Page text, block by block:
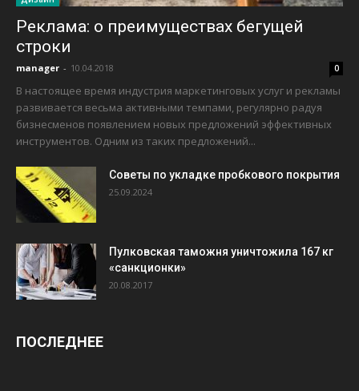
Реклама: о преимуществах бегущей
строки
manager - 10.04.2018 0
В настоящее время индустрия маркетинговых услуг и рекламы
развивается весьма активными темпами, регулярно радуя
бизнесменов появлением новых предложений эффективных
инструментов. Одним из таких предложений...
Советы по укладке пробкового покрытия
25.09.2024
Пулковская таможня уничтожила 167 кг
«санкционки»
20.08.2017
ПОСЛЕДНЕЕ